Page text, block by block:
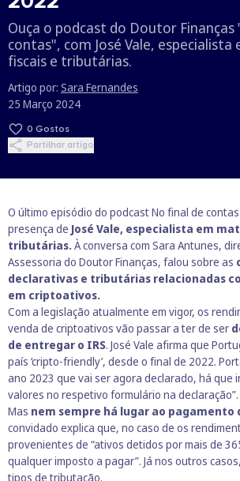
Ouça o podcast do Doutor Finanças
contas", com José Vale,
fiscais e tributárias.
Artigo por: Sara Fernandes
25 Março 2024
0 Gostos
Partilhar artigo
O último episódio do podcast No final de
presença de José Vale, especialista em
tributárias.À conversa com Sara Antunes,
Assessoria do Doutor Finanças, falou sobre as
declarativas e tributárias relacionadas
em criptoativos.
Com a legislação atualmente em vigor, os
venda de criptoativos vão passar a ter de ser
de entregar o IRS. José Vale afirma que
país ‘cripto-friendly’, desde o final de 2022.
ano 2023 que vai ser agora declarado, há que
valores no respetivo formulário na declaração”.
Mas nem sempre há lugar ao pagamento
convidado explica que, no caso de os
provenientes de “ativos detidos por mais de
qualquer imposto a pagar”. Já nos outros
tipos de tributação.